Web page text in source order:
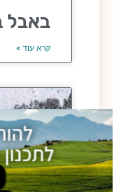
באבל
קרא עוד »